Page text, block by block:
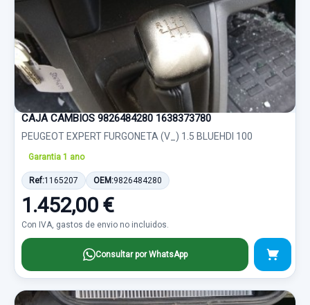
CAJA CAMBIOS 9826484280 1638373780
PEUGEOT EXPERT FURGONETA (V_) 1.5 BLUEHDI 100
Garantia 1 ano
Ref:1165207 OEM:9826484280
1.452,00 €
Con IVA, gastos de envio no incluidos.
Consultar por WhatsApp